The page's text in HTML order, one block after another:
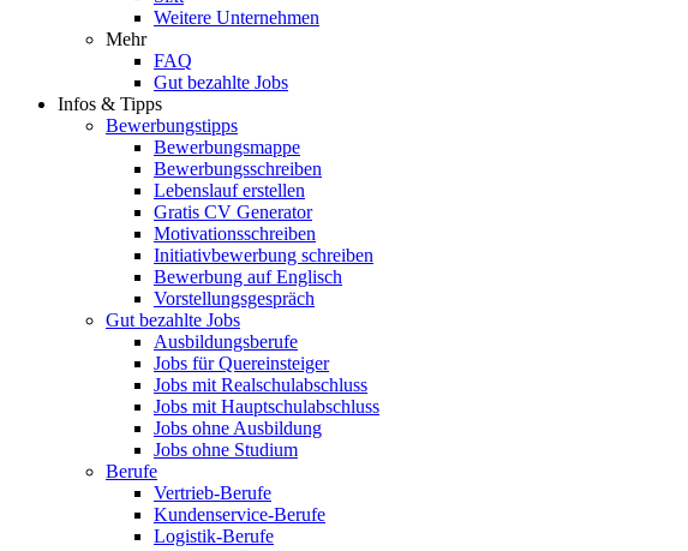
Weitere Unternehmen
Mehr
FAQ
Gut bezahlte Jobs
Infos & Tipps
Bewerbungstipps
Bewerbungsmappe
Bewerbungsschreiben
Lebenslauf erstellen
Gratis CV Generator
Motivationsschreiben
Initiativbewerbung schreiben
Bewerbung auf Englisch
Vorstellungsgespräch
Gut bezahlte Jobs
Ausbildungsberufe
Jobs für Quereinsteiger
Jobs mit Realschulabschluss
Jobs mit Hauptschulabschluss
Jobs ohne Ausbildung
Jobs ohne Studium
Berufe
Vertrieb-Berufe
Kundenservice-Berufe
Logistik-Berufe